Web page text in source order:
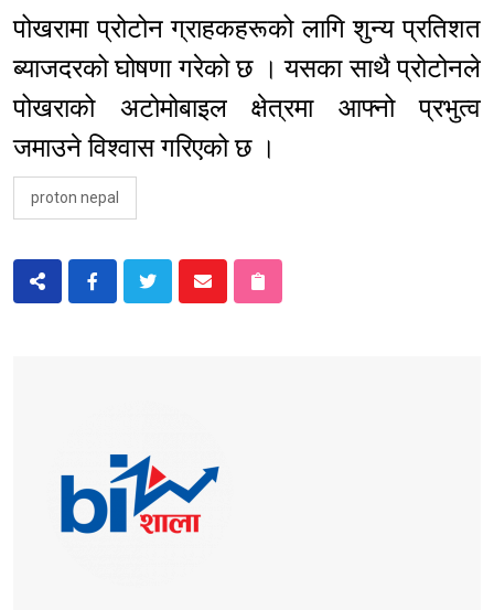
पोखरामा प्रोटोन ग्राहकहरूको लागि शुन्य प्रतिशत
ब्याजदरको घोषणा गरेको छ । यसका साथै प्रोटोनले
पोखराको अटोमोबाइल क्षेत्रमा आफ्नो प्रभुत्व
जमाउने विश्वास गरिएको छ ।
proton nepal